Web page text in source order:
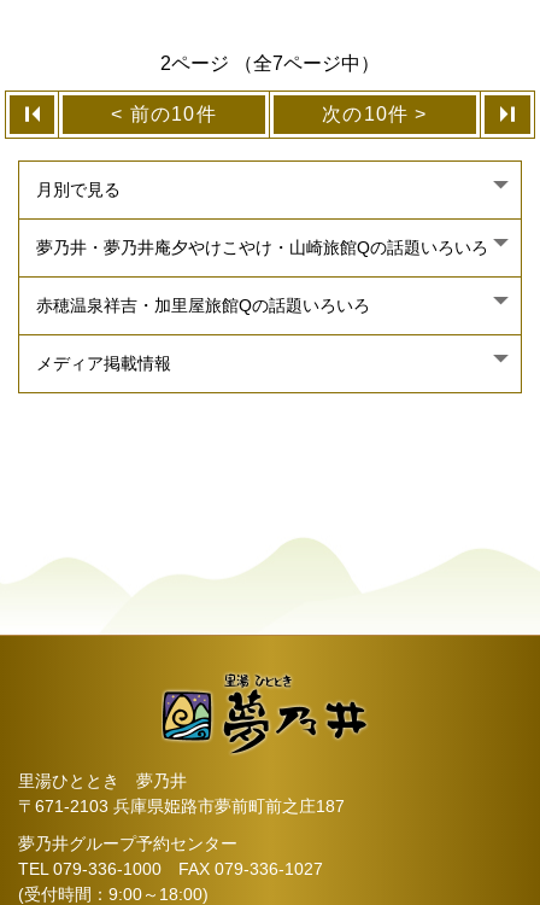
2ページ （全7ページ中）
前の10件 次の10件
里湯ひととき 夢乃井
〒671-2103 兵庫県姫路市夢前町前之庄187
夢乃井グループ予約センター
TEL 079-336-1000 FAX 079-336-1027
(受付時間：9:00～18:00)